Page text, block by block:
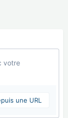
votre
une URL